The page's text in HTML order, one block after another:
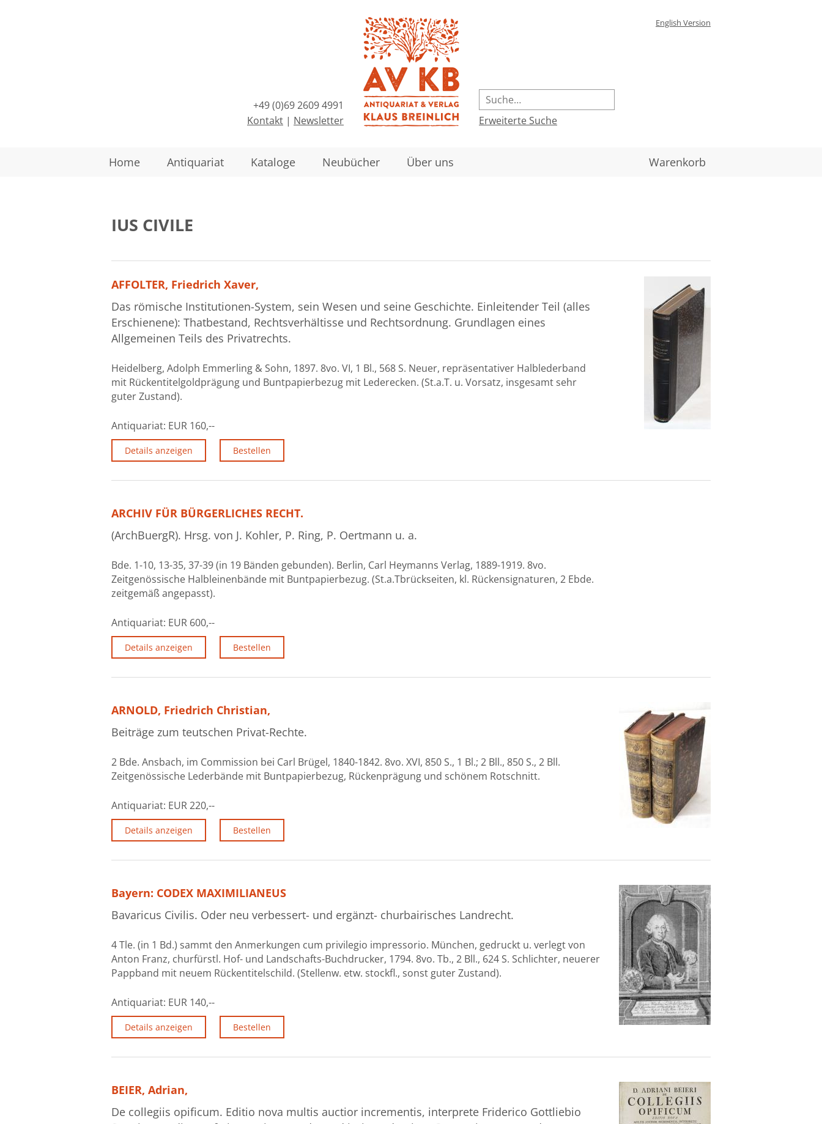
English Version
+49 (0)69 2609 4991
Kontakt | Newsletter Erweiterte Suche
Home Antiquariat Kataloge Neubücher Über uns Warenkorb
IUS CIVILE
AFFOLTER, Friedrich Xaver,
Das römische Institutionen-System, sein Wesen und seine Geschichte. Einleitender Teil (alles
Erschienene): Thatbestand, Rechtsverhältisse und Rechtsordnung. Grundlagen eines
Allgemeinen Teils des Privatrechts.
Heidelberg, Adolph Emmerling & Sohn, 1897. 8vo. VI, 1 Bl., 568 S. Neuer, repräsentativer Halblederband
mit Rückentitelgoldprägung und Buntpapierbezug mit Lederecken. (St.a.T. u. Vorsatz, insgesamt sehr
guter Zustand).
Antiquariat: EUR 160,--
Details anzeigen Bestellen
ARCHIV FÜR BÜRGERLICHES RECHT.
(ArchBuergR). Hrsg. von J. Kohler, P. Ring, P. Oertmann u. a.
Bde. 1-10, 13-35, 37-39 (in 19 Bänden gebunden). Berlin, Carl Heymanns Verlag, 1889-1919. 8vo.
Zeitgenössische Halbleinenbände mit Buntpapierbezug. (St.a.Tbrückseiten, kl. Rückensignaturen, 2 Ebde.
zeitgemäß angepasst).
Antiquariat: EUR 600,--
Details anzeigen Bestellen
ARNOLD, Friedrich Christian,
Beiträge zum teutschen Privat-Rechte.
2 Bde. Ansbach, im Commission bei Carl Brügel, 1840-1842. 8vo. XVI, 850 S., 1 Bl.; 2 Bll., 850 S., 2 Bll.
Zeitgenössische Lederbände mit Buntpapierbezug, Rückenprägung und schönem Rotschnitt.
Antiquariat: EUR 220,--
Details anzeigen Bestellen
Bayern: CODEX MAXIMILIANEUS
Bavaricus Civilis. Oder neu verbessert- und ergänzt- churbairisches Landrecht.
4 Tle. (in 1 Bd.) sammt den Anmerkungen cum privilegio impressorio. München, gedruckt u. verlegt von
Anton Franz, churfürstl. Hof- und Landschafts-Buchdrucker, 1794. 8vo. Tb., 2 Bll., 624 S. Schlichter, neuerer
Pappband mit neuem Rückentitelschild. (Stellenw. etw. stockfl., sonst guter Zustand).
Antiquariat: EUR 140,--
Details anzeigen Bestellen
BEIER, Adrian,
De collegiis opificum. Editio nova multis auctior incrementis, interprete Friderico Gottliebio